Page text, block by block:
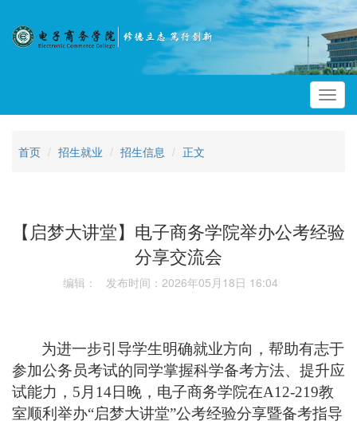
首页 招生就业 招生信息 正文
【启梦大讲堂】电子商务学院举办公考经验
分享交流会
编辑： 发布时间：2026年05月18日 16:04
为进一步引导学生明确就业方向，帮助有志于
参加公务员考试的同学掌握科学备考方法、提升应
试能力， 5 月 14日晚，电子商务学院在A12-219教
室顺利举办“启梦大讲堂”公考经验分享暨备考指导